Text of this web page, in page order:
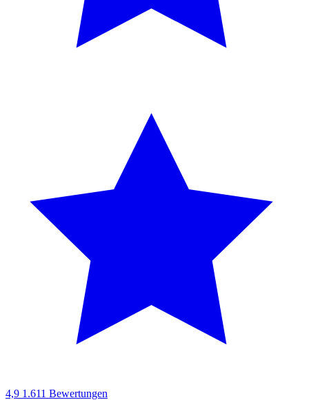
4,9 1.611 Bewertungen